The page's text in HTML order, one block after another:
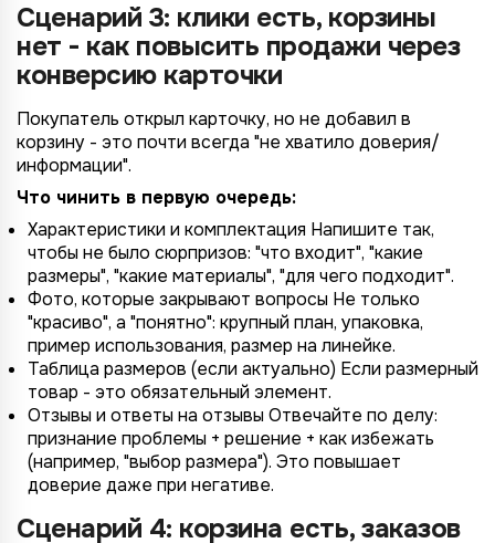
Сценарий 3: клики есть, корзины
нет - как повысить продажи через
конверсию карточки
Покупатель открыл карточку, но не добавил в
корзину - это почти всегда "не хватило доверия/
информации".
Что чинить в первую очередь:
Характеристики и комплектация Напишите так,
чтобы не было сюрпризов: "что входит", "какие
размеры", "какие материалы", "для чего подходит".
Фото, которые закрывают вопросы Не только
"красиво", а "понятно": крупный план, упаковка,
пример использования, размер на линейке.
Таблица размеров (если актуально) Если размерный
товар - это обязательный элемент.
Отзывы и ответы на отзывы Отвечайте по делу:
признание проблемы + решение + как избежать
(например, "выбор размера"). Это повышает
доверие даже при негативе.
Сценарий 4: корзина есть, заказов